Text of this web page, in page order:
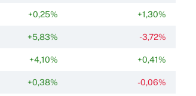
+0,25% +1,30%
+5,83% -3,72%
+4,10% +0,41%
+0,38% -0,06%